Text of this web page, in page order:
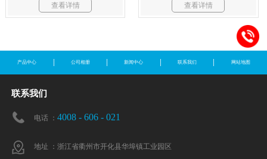
查看详情 查看详情
产品中心 公司相册 新闻中心 联系我们 网站地图
联系我们
电话 ： 4008 - 606 - 021
地址 ：浙江省衢州市开化县华埠镇工业园区